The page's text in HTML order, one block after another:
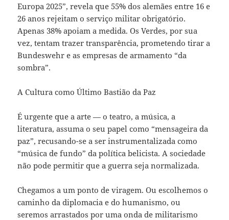
Europa 2025”, revela que 55% dos alemães entre 16 e
26 anos rejeitam o serviço militar obrigatório.
Apenas 38% apoiam a medida. Os Verdes, por sua
vez, tentam trazer transparência, prometendo tirar a
Bundeswehr e as empresas de armamento “da
sombra”.
A Cultura como Último Bastião da Paz
É urgente que a arte — o teatro, a música, a
literatura, assuma o seu papel como “mensageira da
paz”, recusando-se a ser instrumentalizada como
“música de fundo” da política belicista. A sociedade
não pode permitir que a guerra seja normalizada.
Chegamos a um ponto de viragem. Ou escolhemos o
caminho da diplomacia e do humanismo, ou
seremos arrastados por uma onda de militarismo